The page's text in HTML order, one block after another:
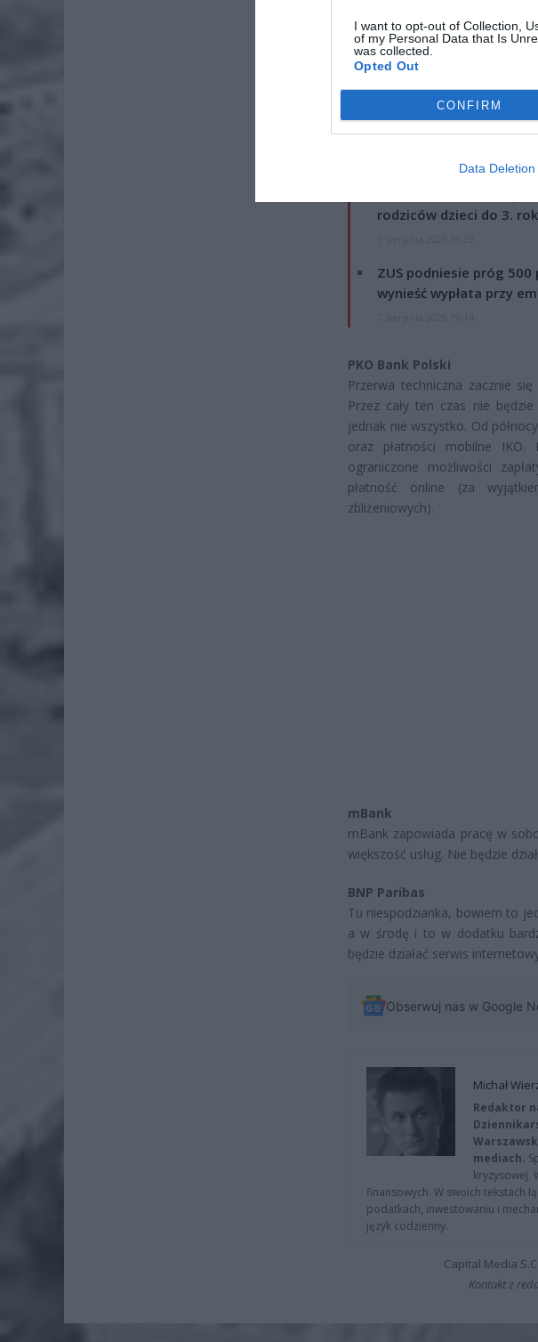
I want to opt-out of Collection,
of my Personal Data that Is
was collected.
Opted Out
CONFIRM
Data Deletion
ZOBACZ RÓWNIEŻ:
rodziców dzieci do 3.
ZUS podniesie próg
wynieść wypłata przy
PKO Bank Polski
Przerwa techniczna zacznie
Przez cały ten czas nie
jednak nie wszystko. Od
oraz płatności mobilne
ograniczone możliwości
płatność online (za
zbliżeniowych).
mBank
mBank zapowiada pracę w
większość usług. Nie będzie
BNP Paribas
Tu niespodzianka, bowiem to
a w środę i to w dodatku
będzie działać serwis
Obserwuj nas w Google
Michał
Redaktor
mediach.
kryzysowej.
finansowych. W swoich tekstach
podatkach, inwestowaniu i
język codzienny.
Capital Media
Kontakt z